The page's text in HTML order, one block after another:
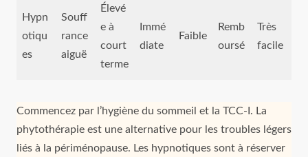
Hypn
otiqu
es
Souff
rance
aiguë
Élevé
e à
court
terme
Immé
diate
Faible
Remb
oursé
Très
facile
Commencez par l’hygiène du sommeil et la TCC-I. La
phytothérapie est une alternative pour les troubles légers
liés à la périménopause. Les hypnotiques sont à réserver